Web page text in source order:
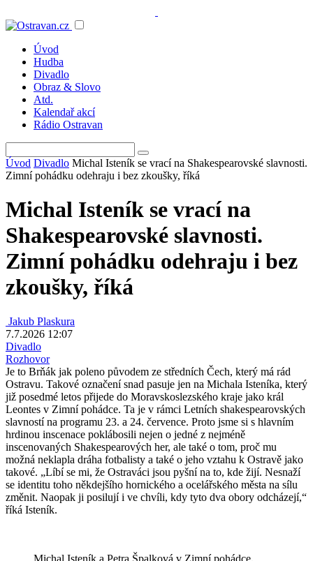
Úvod
Hudba
Divadlo
Obraz & Slovo
Atd.
Kalendař akcí
Rádio Ostravan
Úvod Divadlo Michal Isteník se vrací na Shakespearovské slavnosti.
Zimní pohádku odehraju i bez zkoušky, říká
Michal Isteník se vrací na
Shakespearovské slavnosti.
Zimní pohádku odehraju i bez
zkoušky, říká
Jakub Plaskura
7.7.2026 12:07
Divadlo
Rozhovor
Je to Brňák jak poleno původem ze středních Čech, který má rád
Ostravu. Takové označení snad pasuje jen na Michala Isteníka, který
již posedmé letos přijede do Moravskoslezského kraje jako král
Leontes v Zimní pohádce. Ta je v rámci Letních shakespearovských
slavností na programu 23. a 24. července. Proto jsme si s hlavním
hrdinou inscenace poklábosili nejen o jedné z nejméně
inscenovaných Shakespearových her, ale také o tom, proč mu
možná neklapla dráha fotbalisty a také o jeho vztahu k Ostravě jako
takové. „Líbí se mi, že Ostraváci jsou pyšní na to, kde žijí. Nesnaží
se identitu toho někdejšího hornického a ocelářského města na sílu
změnit. Naopak ji posilují i ve chvíli, kdy tyto dva obory odcházejí,“
říká Isteník.
Michal Isteník a Petra Špalková v Zimní pohádce.